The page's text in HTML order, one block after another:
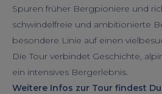
Spuren früher Bergpioniere und
schwindelfreie und ambitionierte
besondere Linie auf einen
Die Tour verbindet Geschichte,
ein intensives Bergerlebnis.
Weitere Infos zur Tour findest